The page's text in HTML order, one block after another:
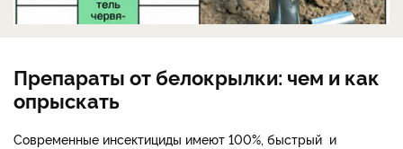
Препараты от белокрылки: чем и как
опрыскать
Современные инсектициды имеют 100%, быстрый и